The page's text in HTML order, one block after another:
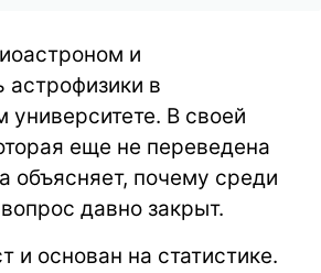
и
астрофизики в
университете. В своей
еще не переведена
объясняет, почему среди
давно закрыт.
и основан на статистике.